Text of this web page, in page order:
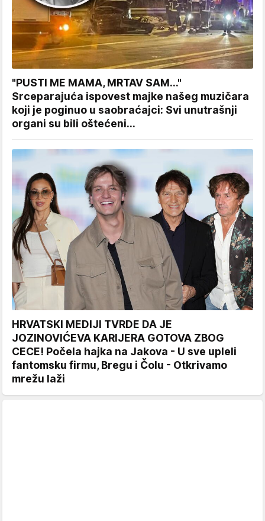
"PUSTI ME MAMA, MRTAV SAM..."
Srceparajuća ispovest majke našeg muzičara
koji je poginuo u saobraćajci: Svi unutrašnji
organi su bili oštećeni...
HRVATSKI MEDIJI TVRDE DA JE
JOZINOVIĆEVA KARIJERA GOTOVA ZBOG
CECE! Počela hajka na Jakova - U sve upleli
fantomsku firmu, Bregu i Čolu - Otkrivamo
mrežu laži